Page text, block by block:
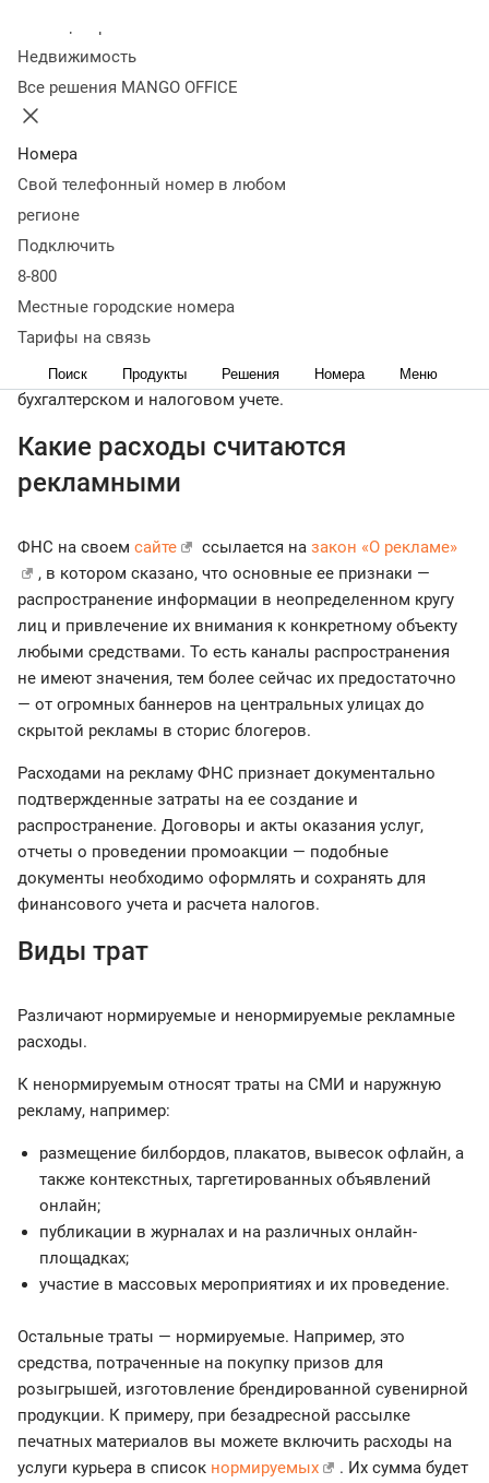
Недвижимость
Все решения MANGO OFFICE
Номера
Свой телефонный номер в любом
регионе
Подключить
8-800
Местные городские номера
Тарифы на связь
Поиск Продукты Решения Номера Меню
Оглавление
Какие расходы считаются рекламными
вести учет рекламных расходов
тратКак оптимизировать расходы
< назад
по доходам за счет расходов на рекламу, если
предоставит ФНС подтверждающие документы.
Информация представлена
если допустить ошибку в расчетах, можно
спровоцировать разбирательства с налоговой службой.
Рассказываем, как отразить расходы на рекламу в
бухгалтерском и налоговом учете.
Какие расходы считаются
рекламными
ФНС на своем сайте ссылается на закон «О рекламе»
, в котором сказано, что основные ее признаки —
распространение информации в неопределенном кругу
лиц и привлечение их внимания к конкретному объекту
любыми средствами. То есть каналы распространения
не имеют значения, тем более сейчас их предостаточно
— от огромных баннеров на центральных улицах до
скрытой рекламы в сторис блогеров.
Расходами на рекламу ФНС признает документально
подтвержденные затраты на ее создание и
распространение. Договоры и акты оказания услуг,
отчеты о проведении промоакции — подобные
документы необходимо оформлять и сохранять для
финансового учета и расчета налогов.
Виды трат
Различают нормируемые и ненормируемые рекламные
расходы.
К ненормируемым относят траты на СМИ и наружную
рекламу, например:
размещение билбордов, плакатов, вывесок офлайн, а
также контекстных, таргетированных объявлений
онлайн;
публикации в журналах и на различных онлайн-
площадках;
участие в массовых мероприятиях и их проведение.
Остальные траты — нормируемые. Например, это
средства, потраченные на покупку призов для
розыгрышей, изготовление брендированной сувенирной
продукции. К примеру, при безадресной рассылке
печатных материалов вы можете включить расходы на
услуги курьера в список нормируемых
. Их сумма будет